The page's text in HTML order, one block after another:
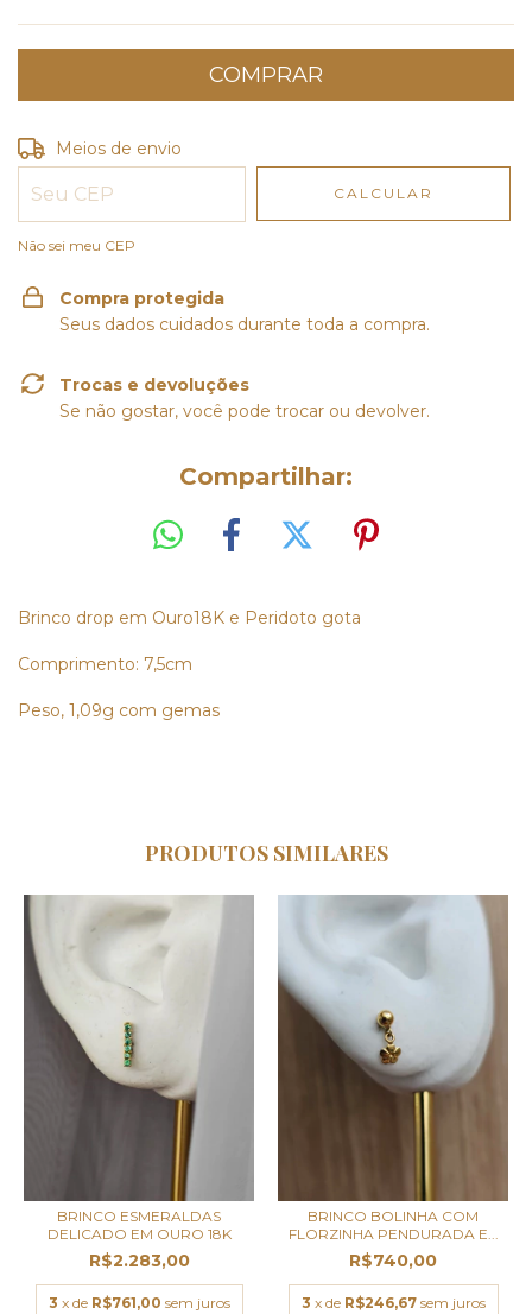
Entregas para o CEP:
Meios de envio
CALCULAR
Não sei meu CEP
Compra protegida
Seus dados cuidados durante toda a compra.
Trocas e devoluções
Se não gostar, você pode trocar ou devolver.
Compartilhar:
Brinco drop em Ouro18K e Peridoto gota
Comprimento: 7,5cm
Peso, 1,09g com gemas
PRODUTOS SIMILARES
BRINCO ESMERALDAS
DELICADO EM OURO 18K
R$2.283,00
3 x de R$761,00 sem juros
BRINCO BOLINHA COM
FLORZINHA PENDURADA E...
R$740,00
3 x de R$246,67 sem juros